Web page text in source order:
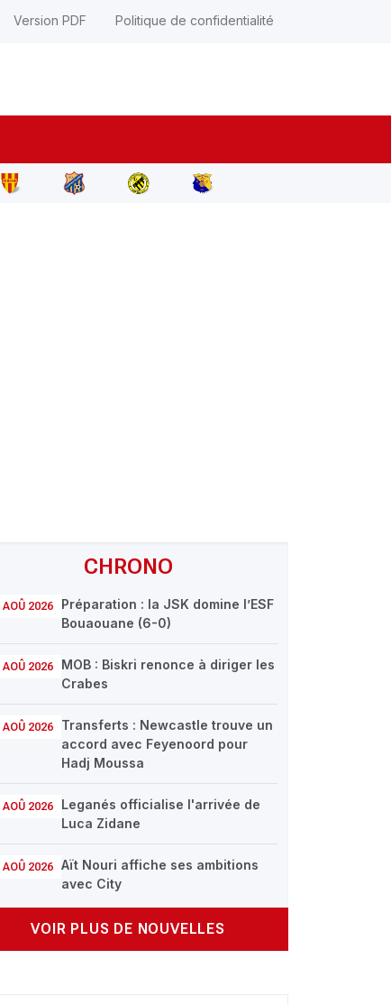
Version PDF Politique de confidentialité
CHRONO
AOÛ 2026
Préparation : la JSK domine l’ESF
Bouaouane (6-0)
AOÛ 2026
MOB : Biskri renonce à diriger les
Crabes
AOÛ 2026
Transferts : Newcastle trouve un
accord avec Feyenoord pour
Hadj Moussa
AOÛ 2026
Leganés officialise l'arrivée de
Luca Zidane
AOÛ 2026
Aït Nouri affiche ses ambitions
avec City
VOIR PLUS DE NOUVELLES